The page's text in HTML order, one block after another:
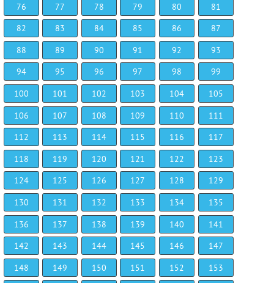
76
77 78 79 80
81
82
83 84 85 86
87
88
89 90 91 92
93
94
95 96 97 98
99
100
101 102 103 104
105
106
107 108 109 110
111
112
113 114 115 116
117
118
119 120 121 122
123
124
125 126 127 128
129
130
131 132 133 134
135
136
137 138 139 140
141
142
143 144 145 146
147
148
149 150 151 152
153